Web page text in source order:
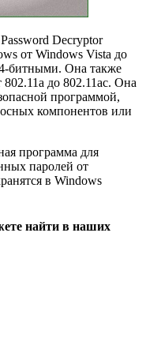
Decryptor
от Windows Vista до
битными. Она также
до 802.11ac. Она
программой,
компонентов или
программа для
паролей от
в Windows
найти в наших